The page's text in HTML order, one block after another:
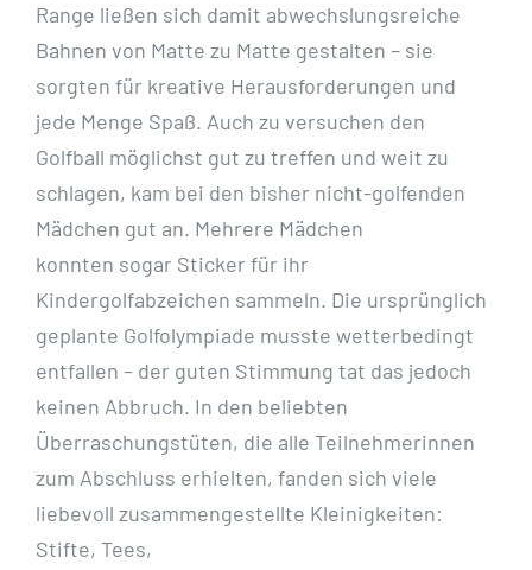
Range ließen sich damit abwechslungsreiche
Bahnen von Matte zu Matte gestalten – sie
sorgten für kreative Herausforderungen und
jede Menge Spaß. Auch zu versuchen den
Golfball möglichst gut zu treffen und weit zu
schlagen, kam bei den bisher nicht-golfenden
Mädchen gut an. Mehrere Mädchen
konnten sogar Sticker für ihr
Kindergolfabzeichen sammeln. Die ursprünglich
geplante Golfolympiade musste wetterbedingt
entfallen – der guten Stimmung tat das jedoch
keinen Abbruch. In den beliebten
Überraschungstüten, die alle Teilnehmerinnen
zum Abschluss erhielten, fanden sich viele
liebevoll zusammengestellte Kleinigkeiten:
Stifte, Tees,